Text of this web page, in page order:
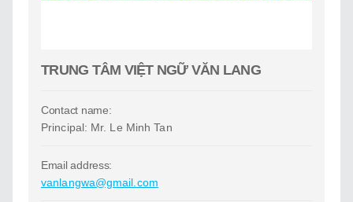
TRUNG TÂM VIỆT NGỮ VĂN LANG
Contact name:
Principal: Mr. Le Minh Tan
Email address:
vanlangwa@gmail.com